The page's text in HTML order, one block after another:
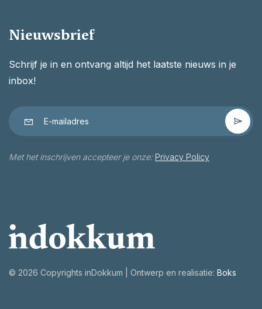
Nieuwsbrief
Schrijf je in en ontvang altijd het laatste nieuws in je
inbox!
Met het inschrijven accepteer je onze: Privacy Policy
© 2026 Copyrights inDokkum | Ontwerp en realisatie: Boks